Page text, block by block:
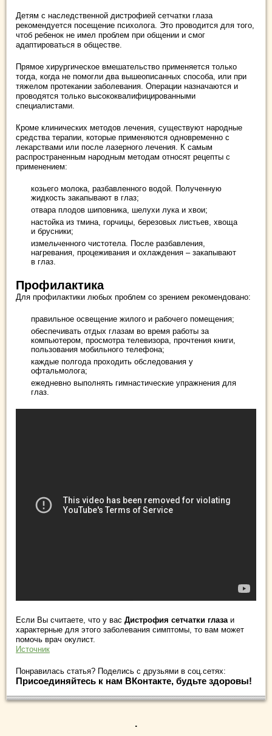
Детям с наследственной дистрофией сетчатки глаза
рекомендуется посещение психолога. Это проводится для того,
чтоб ребенок не имел проблем при общении и смог
адаптироваться в обществе.
Прямое хирургическое вмешательство применяется только
тогда, когда не помогли два вышеописанных способа, или при
тяжелом протекании заболевания. Операции назначаются и
проводятся только высококвалифицированными
специалистами.
Кроме клинических методов лечения, существуют народные
средства терапии, которые применяются одновременно с
лекарствами или после лазерного лечения. К самым
распространенным народным методам относят рецепты с
применением:
козьего молока, разбавленного водой. Полученную
жидкость закапывают в глаз;
отвара плодов шиповника, шелухи лука и хвои;
настойка из тмина, горчицы, березовых листьев, хвоща
и брусники;
измельченного чистотела. После разбавления,
нагревания, процеживания и охлаждения – закапывают
в глаз.
Профилактика
Для профилактики любых проблем со зрением рекомендовано:
правильное освещение жилого и рабочего помещения;
обеспечивать отдых глазам во время работы за
компьютером, просмотра телевизора, прочтения книги,
пользования мобильного телефона;
каждые полгода проходить обследования у
офтальмолога;
ежедневно выполнять гимнастические упражнения для
глаз.
Если Вы считаете, что у вас Дистрофия сетчатки глазаи
характерные для этого заболевания симптомы, то вам может
помочь врач окулист.
Источник
Понравилась статья? Поделись с друзьями в соц.сетях:
Присоединяйтесь к нам ВКонтакте, будьте здоровы!
.